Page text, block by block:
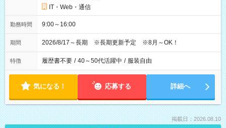
IT・Web・通信
勤務時間 9:00～16:00
期間 2026/8/17～長期 ※長期更新予定 ※8月～OK！
特徴 履歴書不要 / 40～50代活躍中 / 服装自由
気になる！ 応募する 詳細へ
掲載日：2026.08.10